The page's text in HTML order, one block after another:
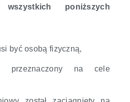
poniższych
być osobą fizyczną,
przeznaczony na cele